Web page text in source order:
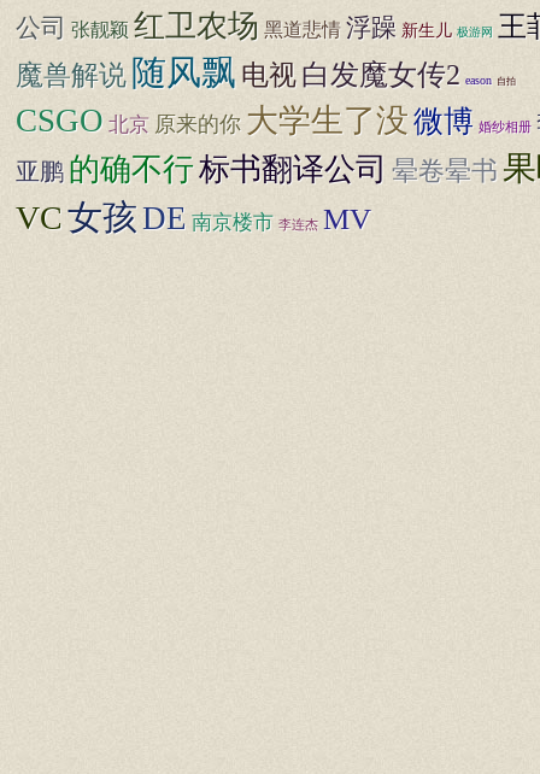
公司 张靓颖 红卫农场 黑道悲情 浮躁 新生儿 极游网 王
魔兽解说 随风飘 电视 白发魔女传2 eason 自拍
CSGO 北京 原来的你 大学生了没微博 婚纱相册
亚鹏 的确不行标书翻译公司 晕卷晕书
VC女孩DE 南京楼市 李连杰 MV